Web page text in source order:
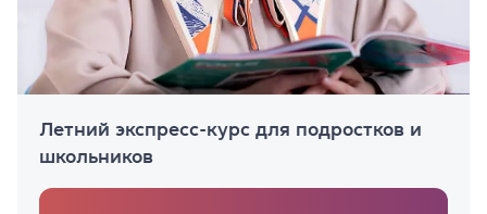
Летний экспресс-курс для подростков и
школьников